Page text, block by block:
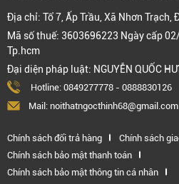
Địa chỉ: Tổ 7, Ấp Trầu, Xã Nhơn Trạch,
Mã số thuế: 3603696223 Ngày cấp
Tp.hcm
Đại diện pháp luật: NGUYỄN QUỐC
Hotline: 0849277778 - 0888830126
Mail: noithatngocthinh68@gmail.com
Chính sách đổi trả hàng
Chính sách
Chính sách bảo mật thanh toán
Chính sách bảo mật thông tin cá nhân